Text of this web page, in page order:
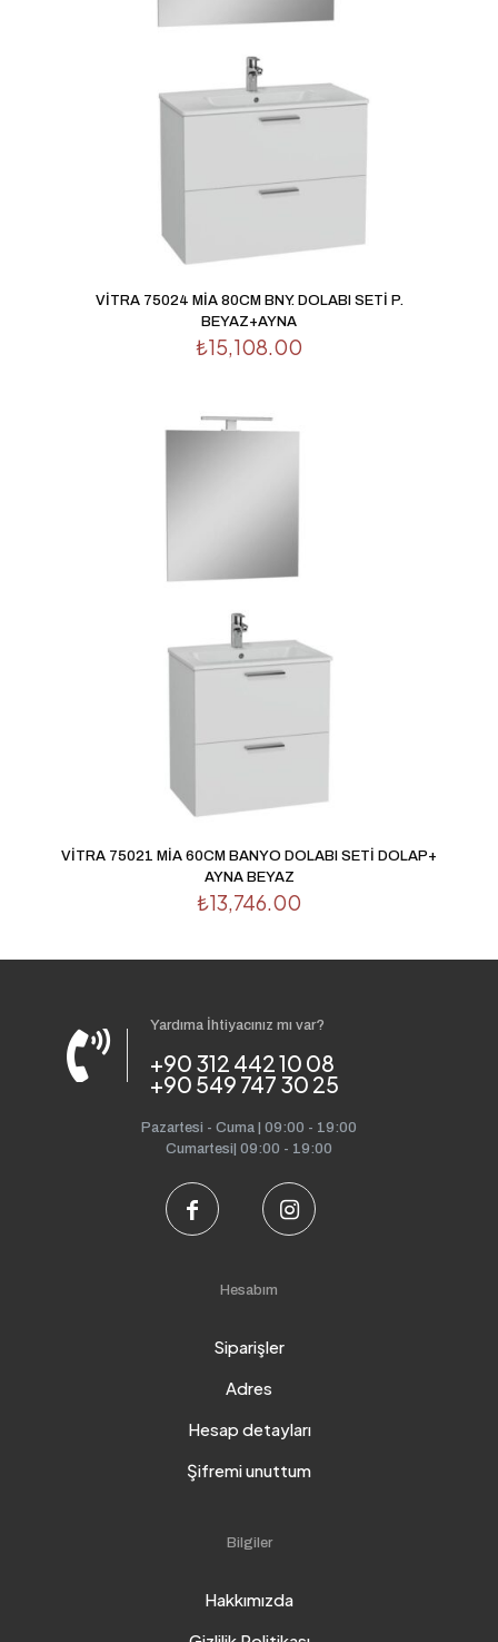
VİTRA 75024 MİA 80CM BNY. DOLABI SETİ P.
BEYAZ+AYNA
₺15,108.00
VİTRA 75021 MİA 60CM BANYO DOLABI SETİ DOLAP+
AYNA BEYAZ
₺13,746.00
Yardıma İhtiyacınız mı var?
+90 312 442 10 08
+90 549 747 30 25
Pazartesi - Cuma | 09:00 - 19:00
Cumartesi| 09:00 - 19:00
Hesabım
Siparişler
Adres
Hesap detayları
Şifremi unuttum
Bilgiler
Hakkımızda